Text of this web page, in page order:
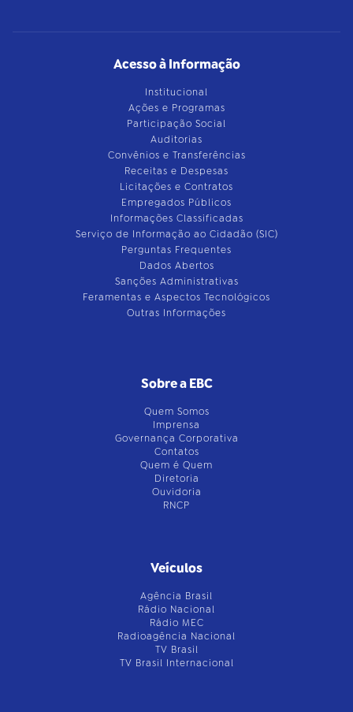
Acesso à Informação
Institucional
Ações e Programas
Participação Social
Auditorias
Convênios e Transferências
Receitas e Despesas
Licitações e Contratos
Empregados Públicos
Informações Classificadas
Serviço de Informação ao Cidadão (SIC)
Perguntas Frequentes
Dados Abertos
Sanções Administrativas
Feramentas e Aspectos Tecnológicos
Outras Informações
Sobre a EBC
Quem Somos
Imprensa
Governança Corporativa
Contatos
Quem é Quem
Diretoria
Ouvidoria
RNCP
Veículos
Agência Brasil
Rádio Nacional
Rádio MEC
Radioagência Nacional
TV Brasil
TV Brasil Internacional